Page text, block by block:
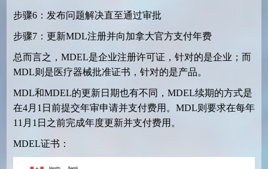
步骤6：发布问题解决直至通过审批
步骤7：更新MDL注册并向加拿大官方支付年费
总而言之，MDEL是企业注册许可证，针对的是企业；而
MDL则是医疗器械批准证书，针对的是产品。
MDL和MDEL的更新日期也有不同，MDEL续期的方式是
在4月1日前提交年审申请并支付费用。MDL则要求在每年
11月1日之前完成年度更新并支付费用。
MDEL证书：